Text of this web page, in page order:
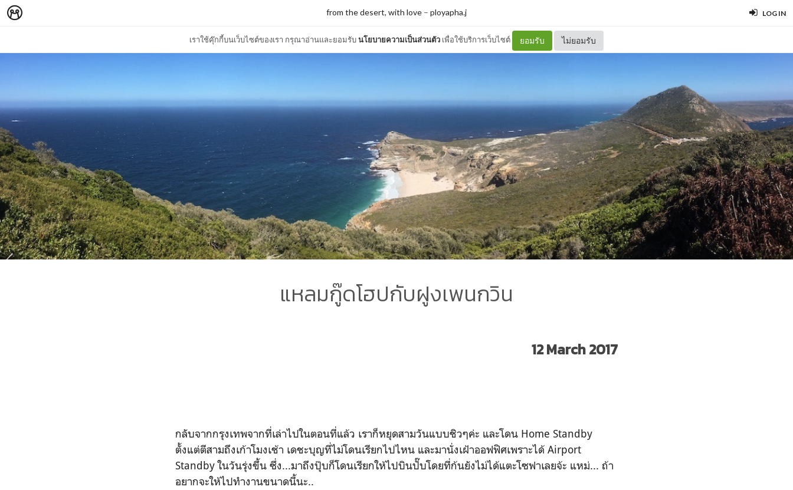
LOG IN
เราใช้คุ๊กกี้บนเว็บไซต์ของเรา กรุณาอ่านและยอมรับนโยบายความเป็นส่วนตัว เพื่อใช้บริการเว็บไซต์ ยอมรับ ไม่ยอมรับ
from the desert, with love – ployapha.j
แหลมกู๊ดโฮปกับฝูงเพนกวิน
12 March 2017
กลับจากกรุงเทพจากที่เล่าไปในตอนที่แล้ว เราก็หยุดสามวันแบบชิวๆค่ะ และโดน Home Standby
ตั้งแต่ตีสามถึงเก้าโมงเช้า เดชะบุญที่ไม่โดนเรียกไปไหน และมานั่งเฝ้าออฟฟิศเพราะได้ Airport
Standby ในวันรุ่งขึ้น ซึ่ง...มาถึงปุ๊บก็โดนเรียกให้ไปบินปั๊บโดยที่ก้นยังไม่ได้แตะโซฟาเลยจ้ะ แหม่... ถ้า
อยากจะให้ไปทำงานขนาดนี้นะ..